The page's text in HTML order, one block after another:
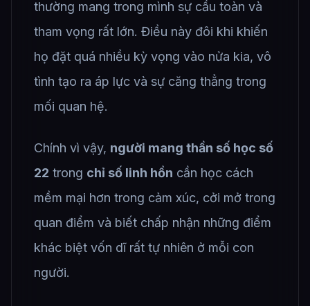
thường mang trong mình sự cầu toàn và
tham vọng rất lớn. Điều này đôi khi khiến
họ đặt quá nhiều kỳ vọng vào nửa kia, vô
tình tạo ra áp lực và sự căng thẳng trong
mối quan hệ.
Chính vì vậy, người mang thần số học số
22 trong chỉ số linh hồn cần học cách
mềm mại hơn trong cảm xúc, cởi mở trong
quan điểm và biết chấp nhận những điểm
khác biệt vốn dĩ rất tự nhiên ở mỗi con
người.